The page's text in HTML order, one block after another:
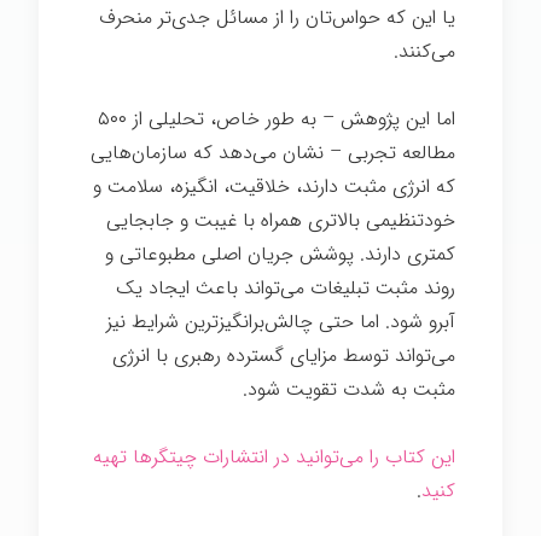
یا این که حواس‌تان را از مسائل جدی‌تر منحرف
می‌کنند.
اما این پژوهش – به طور خاص، تحلیلی از ۵۰۰
مطالعه تجربی – نشان می‌دهد که سازمان‌هایی
که انرژی مثبت دارند، خلاقیت، انگیزه، سلامت و
خودتنظیمی بالاتری همراه با غیبت و جابجایی
کمتری دارند. پوشش جریان اصلی مطبوعاتی و
روند مثبت تبلیغات می‌تواند باعث ایجاد یک
آبرو شود. اما حتی چالش‌برانگیزترین شرایط نیز
می‌تواند توسط مزایای گسترده رهبری با انرژی
مثبت به شدت تقویت شود.
این کتاب را می‌توانید در انتشارات چیتگرها تهیه
کنید.